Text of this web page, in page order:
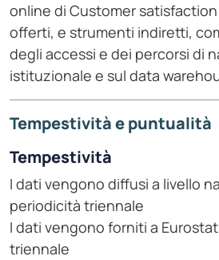
online di Customer
offerti, e strumenti indiretti,
degli accessi e dei percorsi di
istituzionale e sul data
Tempestività e puntualità
Tempestività
I dati vengono diffusi a livello
periodicità triennale
I dati vengono forniti a
triennale